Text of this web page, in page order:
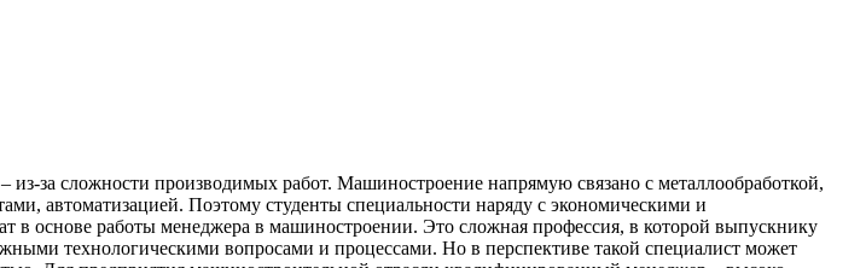
за сложности производимых работ. Машиностроение напрямую связано с металлообработкой,
автоматизацией. Поэтому студенты специальности наряду с экономическими и
в основе работы менеджера в машиностроении. Это сложная профессия, в которой выпускнику
технологическими вопросами и процессами. Но в перспективе такой специалист может